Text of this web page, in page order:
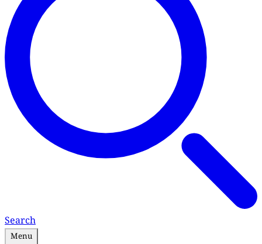
Search
Menu